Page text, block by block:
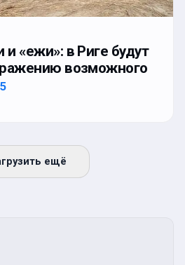
«ежи»: в Риге будут
возможного
ещё